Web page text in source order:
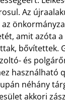
Az
amit azóta
bővítettek.
és
használható
néhány
akkori